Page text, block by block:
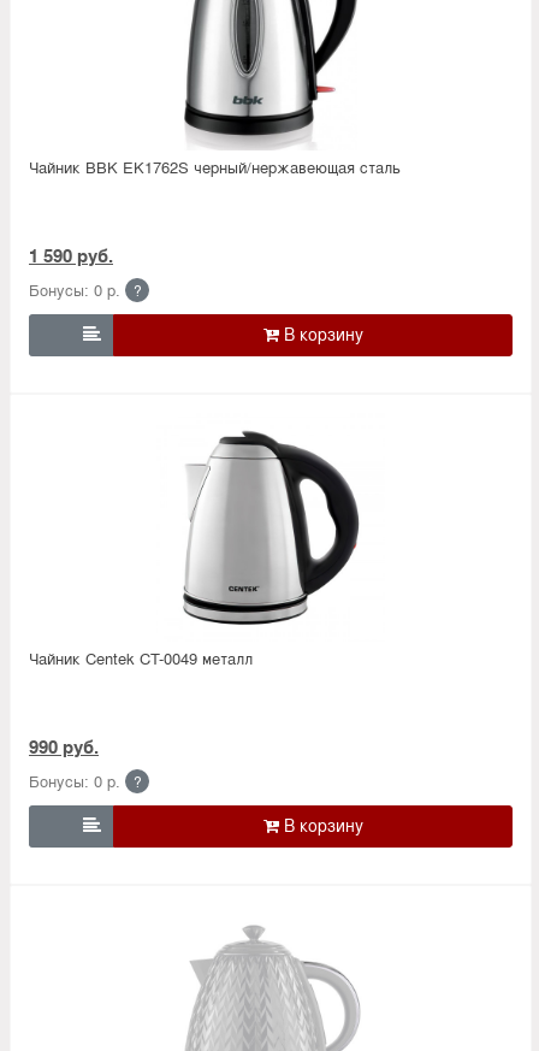
Чайник BBK EK1762S черный/нержавеющая сталь
1 590 руб.
Бонусы: 0 р. ?

Чайник Centek CT-0049 металл
990 руб.
Бонусы: 0 р. ?
